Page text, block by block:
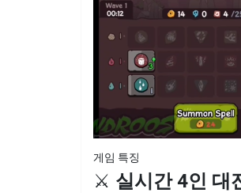
게임 특징
⚔️ 실시간 4인 대